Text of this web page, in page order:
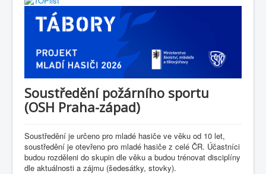
Soustředění požárního sportu
(OSH Praha-západ)
Soustředění je určeno pro mladé hasiče ve věku od 10 let,
soustředění je otevřeno pro mladé hasiče z celé ČR. Účastníci
budou rozděleni do skupin dle věku a budou trénovat disciplíny
dle aktuálnosti a zájmu (šedesátky, stovky).